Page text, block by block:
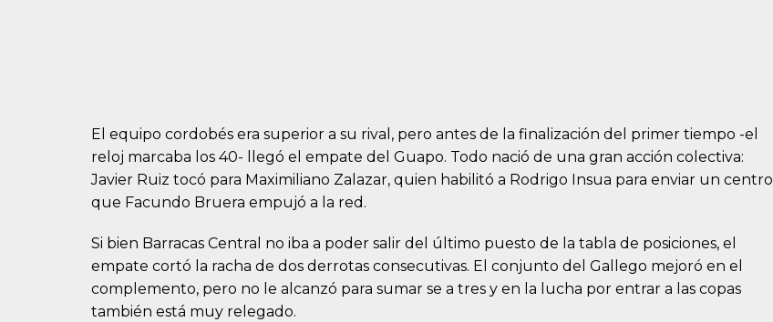
El equipo cordobés era superior a su rival, pero antes de la finalización del primer tiempo -el
reloj marcaba los 40- llegó el empate del Guapo. Todo nació de una gran acción colectiva:
Javier Ruiz tocó para Maximiliano Zalazar, quien habilitó a Rodrigo Insua para enviar un centro
que Facundo Bruera empujó a la red.
Si bien Barracas Central no iba a poder salir del último puesto de la tabla de posiciones, el
empate cortó la racha de dos derrotas consecutivas. El conjunto del Gallego mejoró en el
complemento, pero no le alcanzó para sumar se a tres y en la lucha por entrar a las copas
también está muy relegado.